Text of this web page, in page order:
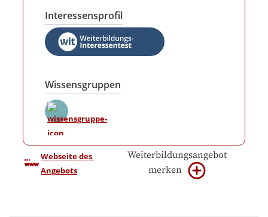
Interessensprofil
Wissensgruppen
Webseite des
Angebots
Weiterbildungsangebot
merken